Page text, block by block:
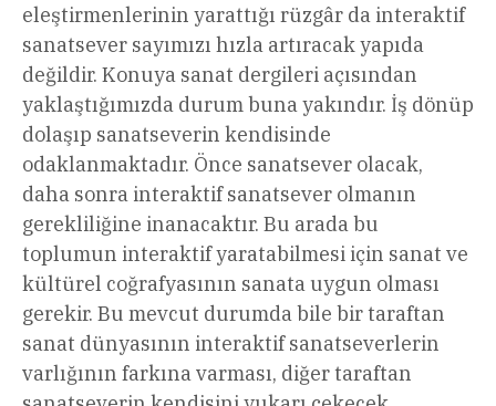
eleştirmenlerinin yarattığı rüzgâr da interaktif
sanatsever sayımızı hızla artıracak yapıda
değildir. Konuya sanat dergileri açısından
yaklaştığımızda durum buna yakındır. İş dönüp
dolaşıp sanatseverin kendisinde
odaklanmaktadır. Önce sanatsever olacak,
daha sonra interaktif sanatsever olmanın
gerekliliğine inanacaktır. Bu arada bu
toplumun interaktif yaratabilmesi için sanat ve
kültürel coğrafyasının sanata uygun olması
gerekir. Bu mevcut durumda bile bir taraftan
sanat dünyasının interaktif sanatseverlerin
varlığının farkına varması, diğer taraftan